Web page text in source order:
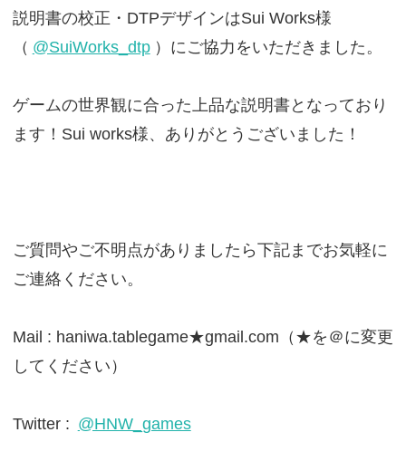
説明書の校正・DTPデザインはSui Works様
（ @SuiWorks_dtp ）にご協力をいただきました。
ゲームの世界観に合った上品な説明書となっており
ます！Sui works様、ありがとうございました！
ご質問やご不明点がありましたら下記までお気軽に
ご連絡ください。
Mail : haniwa.tablegame★gmail.com（★を＠に変更
してください）
Twitter : @HNW_games